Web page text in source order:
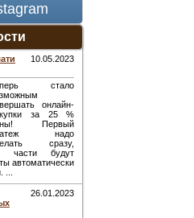
10.05.2023
стало
онлайн-
за 25 %
Первый
надо
сразу,
части будут
автоматически
26.01.2023